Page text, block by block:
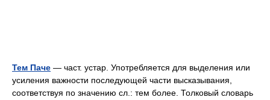
Тем Паче — част. устар. Употребляется для выделения или
усиления важности последующей части высказывания,
соответствуя по значению сл.: тем более. Толковый словарь